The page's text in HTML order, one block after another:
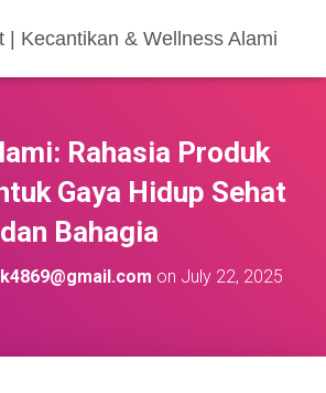
| Kecantikan & Wellness Alami
Rahasia Produk
Gaya Hidup Sehat
dan Bahagia
on July 22, 2025